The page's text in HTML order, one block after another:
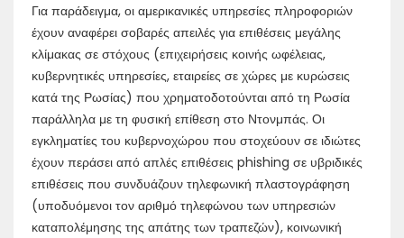
Για παράδειγμα, οι αμερικανικές υπηρεσίες πληροφοριών
έχουν αναφέρει σοβαρές απειλές για επιθέσεις μεγάλης
κλίμακας σε στόχους (επιχειρήσεις κοινής ωφέλειας,
κυβερνητικές υπηρεσίες, εταιρείες σε χώρες με κυρώσεις
κατά της Ρωσίας) που χρηματοδοτούνται από τη Ρωσία
παράλληλα με τη φυσική επίθεση στο Ντονμπάς. Οι
εγκληματίες του κυβερνοχώρου που στοχεύουν σε ιδιώτες
έχουν περάσει από απλές επιθέσεις phishing σε υβριδικές
επιθέσεις που συνδυάζουν τηλεφωνική πλαστογράφηση
(υποδυόμενοι τον αριθμό τηλεφώνου των υπηρεσιών
καταπολέμησης της απάτης των τραπεζών), κοινωνική